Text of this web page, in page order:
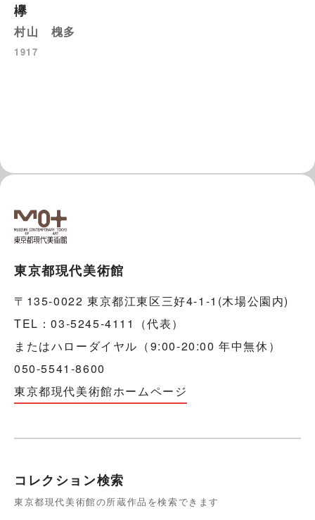
欅
村山 槐多
1917
東京都現代美術館
〒135-0022 東京都江東区三好4-1-1(木場公園内)
TEL：03-5245-4111（代表）
またはハローダイヤル（9:00-20:00 年中無休）
050-5541-8600
東京都現代美術館ホームページ
コレクション検索
東京都現代美術館の所蔵作品を検索できます